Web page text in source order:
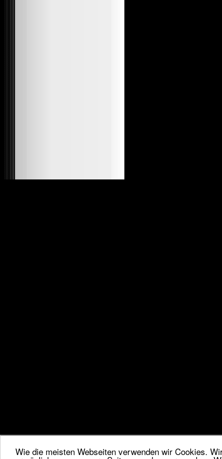
Wie die meisten Webseiten verwenden wir Cookies.